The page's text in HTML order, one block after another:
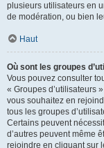
plusieurs utilisateurs en
de modération, ou bien
Haut
Où sont les groupes
Vous pouvez consulter
« Groupes d’utilisateurs
vous souhaitez en
tous les groupes
Certains peuvent
d’autres peuvent même
rejoindre en cliquant sur